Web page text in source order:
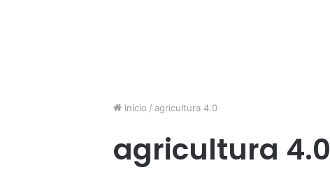
Início / agricultura 4.0
agricultura 4.0